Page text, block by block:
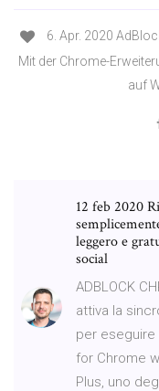
6. Apr. 2020
Mit der Chrome-
auf
12 feb 2020
leggero e
social
ADBLOCK
attiva la
per eseguire
for Chrome
Plus, uno